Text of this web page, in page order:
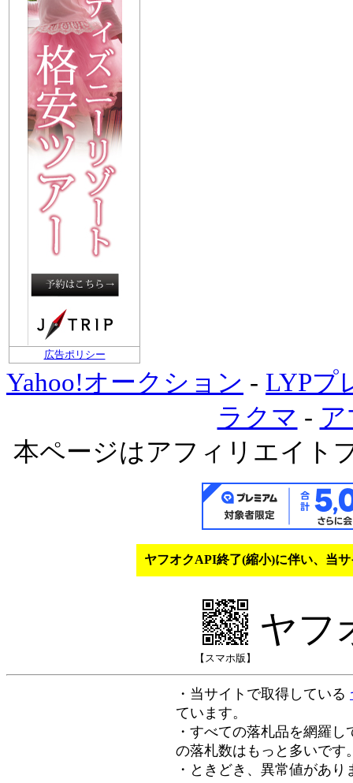
広告ポリシー
Yahoo!オークション - LYPプ
ラクマ -
本ページはアフィリエイト
ヤフオクAPI終了(縮小)に伴い、当
【スマホ版】
ヤフ
・当サイトで取得している
ています。
・すべての落札品を網羅
の落札数はもっと多いです
・ときどき、異常値があ